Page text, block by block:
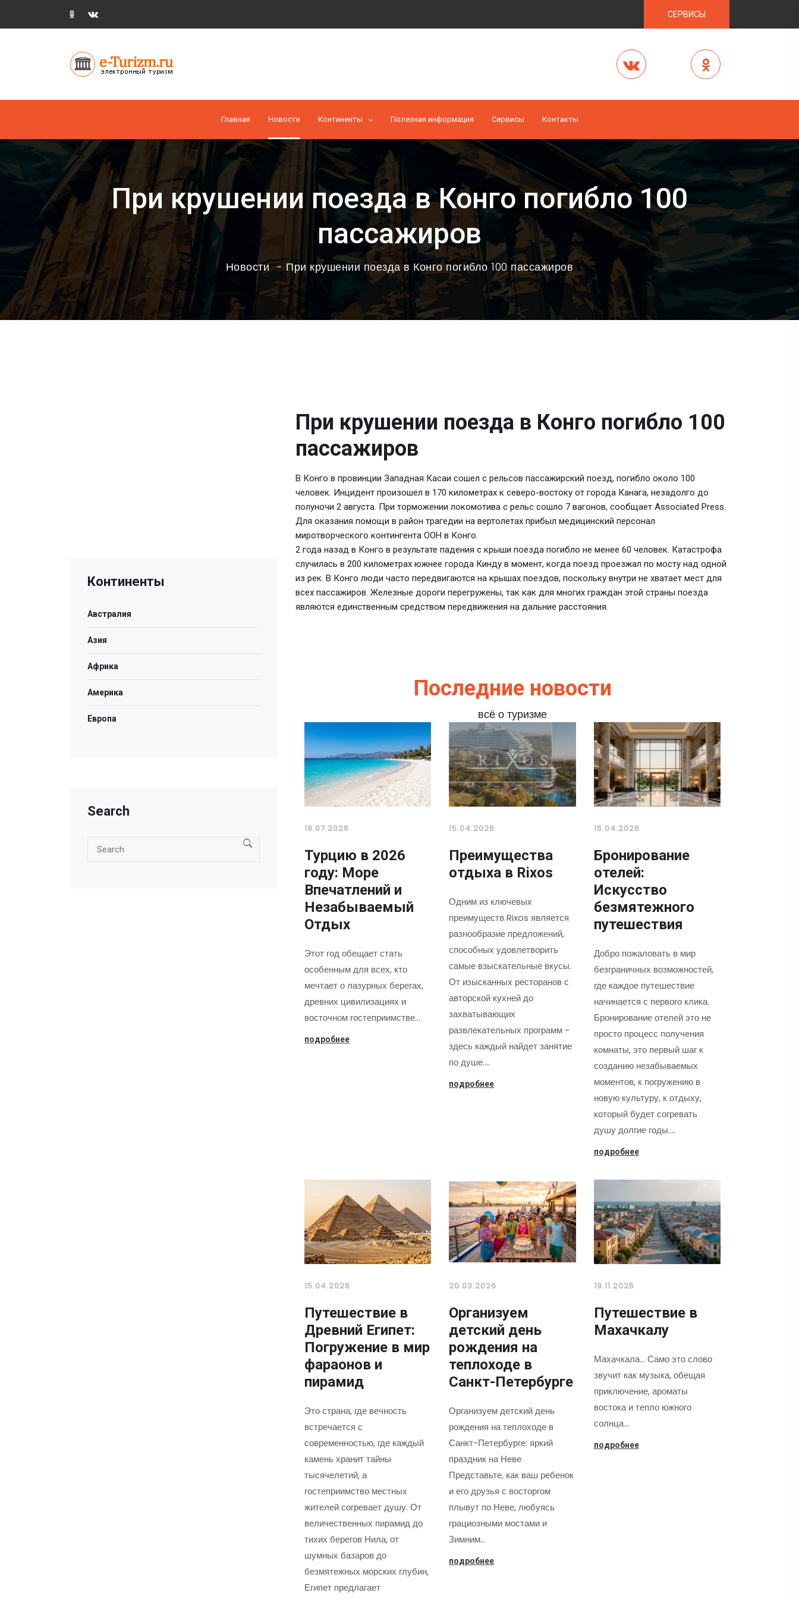
СЕРВИСЫ
Главная Новости Континенты Полезная информация Cервисы Контакты
При крушении поезда в Конго погибло 100
пассажиров
Новости При крушении поезда в Конго погибло 100 пассажиров
При крушении поезда в Конго погибло 100
пассажиров
В Конго в провинции Западная Касаи сошел с рельсов пассажирский поезд, погибло около 100
человек. Инцидент произошел в 170 километрах к северо-востоку от города Канага, незадолго до
полуночи 2 августа. При торможении локомотива с рельс сошло 7 вагонов, сообщает Associated Press.
Для оказания помощи в район трагедии на вертолетах прибыл медицинский персонал
миротворческого контингента ООН в Конго.
2 года назад в Конго в результате падения с крыши поезда погибло не менее 60 человек. Катастрофа
случилась в 200 километрах южнее города Кинду в момент, когда поезд проезжал по мосту над одной
из рек. В Конго люди часто передвигаются на крышах поездов, поскольку внутри не хватает мест для
всех пассажиров. Железные дороги перегружены, так как для многих граждан этой страны поезда
являются единственным средством передвижения на дальние расстояния.
Последние новости
всё о туризме
18.07.2026
Турцию в 2026
году: Море
Впечатлений и
Незабываемый
Отдых
Этот год обещает стать
особенным для всех, кто
мечтает о лазурных берегах,
древних цивилизациях и
восточном гостеприимстве…
подробнее
15.04.2026
Преимущества
отдыха в Rixos
Одним из ключевых
преимуществ Rixos является
разнообразие предложений,
способных удовлетворить
самые взыскательные вкусы.
От изысканных ресторанов с
авторской кухней до
захватывающих
развлекательных программ -
здесь каждый найдет занятие
по душе.…
подробнее
15.04.2026
Бронирование
отелей:
Искусство
безмятежного
путешествия
Добро пожаловать в мир
безграничных возможностей,
где каждое путешествие
начинается с первого клика.
Бронирование отелей это не
просто процесс получения
комнаты, это первый шаг к
созданию незабываемых
моментов, к погружению в
новую культуру, к отдыху,
который будет согревать
душу долгие годы.…
подробнее
15.04.2026
Путешествие в
Древний Египет:
Погружение в мир
фараонов и
пирамид
Это страна, где вечность
встречается с
современностью, где каждый
камень хранит тайны
тысячелетий, а
гостеприимство местных
жителей согревает душу. От
величественных пирамид до
тихих берегов Нила, от
шумных базаров до
безмятежных морских глубин,
Египет предлагает
20.03.2026
Организуем
детский день
рождения на
теплоходе в
Санкт-Петербурге
Организуем детский день
рождения на теплоходе в
Санкт-Петербурге: яркий
праздник на Неве
Представьте, как ваш ребенок
и его друзья с восторгом
плывут по Неве, любуясь
грациозными мостами и
Зимним…
подробнее
19.11.2025
Путешествие в
Махачкалу
Махачкала... Само это слово
звучит как музыка, обещая
приключение, ароматы
востока и тепло южного
солнца…
подробнее
Континенты
Австралия
Азия
Африка
Америка
Европа
Search